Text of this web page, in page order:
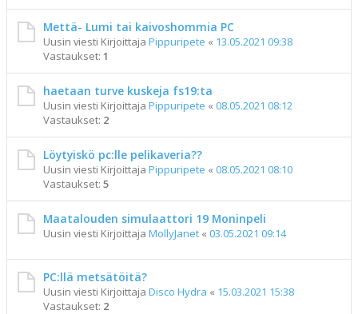
Mettä- Lumi tai kaivoshommia PC
Uusin viesti Kirjoittaja Pippuripete « 13.05.2021 09:38
Vastaukset: 1
haetaan turve kuskeja fs19:ta
Uusin viesti Kirjoittaja Pippuripete « 08.05.2021 08:12
Vastaukset: 2
Löytyiskö pc:lle pelikaveria??
Uusin viesti Kirjoittaja Pippuripete « 08.05.2021 08:10
Vastaukset: 5
Maatalouden simulaattori 19 Moninpeli
Uusin viesti Kirjoittaja MollyJanet « 03.05.2021 09:14
PC:llä metsätöitä?
Uusin viesti Kirjoittaja Disco Hydra « 15.03.2021 15:38
Vastaukset: 2